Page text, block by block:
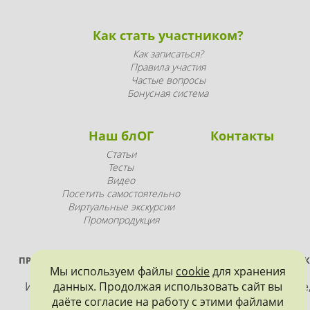
Как стать участником?
Как записаться?
Правила участия
Частые вопросы
Бонусная система
Наш блОГ
Статьи
Тесты
Видео
Посетить самостоятельно
Виртуальные экскурсии
Промопродукция
Контакты
ПРОЕКТ РЕАЛИЗУЕТСЯ ПРИ ПОДДЕРЖКЕ ПРАВИТЕЛЬСТВА
ПЕТЕРБУРГА
Использование материалов, размещенных на
допускается только с согласия правообладателя и
Мы используем файлы cookieдля хранения
данных. Продолжая использовать сайт вы
даёте согласие на работу с этими файлами